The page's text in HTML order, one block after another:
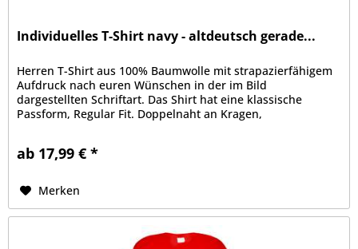
Individuelles T-Shirt navy - altdeutsch gerade...
Herren T-Shirt aus 100% Baumwolle mit strapazierfähigem
Aufdruck nach euren Wünschen in der im Bild
dargestellten Schriftart. Das Shirt hat eine klassische
Passform, Regular Fit. Doppelnaht an Kragen,
ab 17,99 € *
Merken